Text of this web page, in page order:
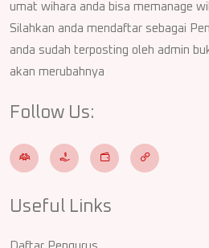
umat wihara anda bisa memanage
Silahkan anda mendaftar sebagai
anda sudah terposting oleh admin
akan merubahnya
Follow Us:
Useful Links